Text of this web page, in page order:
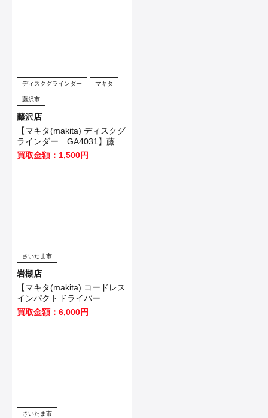
ディスクグラインダー マキタ
藤沢市
藤沢店
【マキタ(makita) ディスクグ
ラインダー GA4031】藤沢
市のお客様から買取させてい
ただきました！
買取金額：1,500円
さいたま市
岩槻店
【マキタ(makita) コードレス
インパクトドライバー
TD173DZO】坂戸市のお客
様から買取いたしました！
買取金額：6,000円
さいたま市